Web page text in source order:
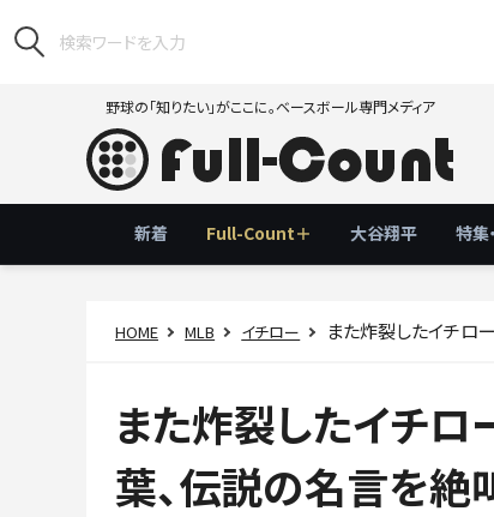
野球の「知りたい」がここに。ベースボール専門メディア
新着 Full-Count＋ 大谷翔平 特集
HOME MLB イチロー また炸裂したイチロ
また炸裂したイチ
葉、伝説の名言を絶